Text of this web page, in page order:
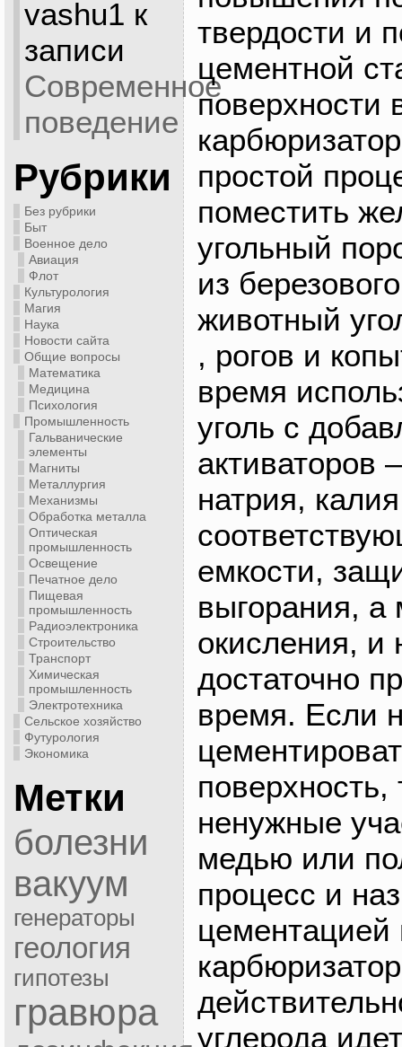
vashu1 к
записи
Современное
поведение
Рубрики
Без рубрики
Быт
Военное дело
Авиация
Флот
Культурология
Магия
Наука
Новости сайта
Общие вопросы
Математика
Медицина
Психология
Промышленность
Гальванические
элементы
Магниты
Металлургия
Механизмы
Обработка металла
Оптическая
промышленность
Освещение
Печатное дело
Пищевая
промышленность
Радиоэлектроника
Строительство
Транспорт
Химическая
промышленность
Электротехника
Сельское хозяйство
Футурология
Экономика
Метки
болезни
вакуум
генераторы
геология
гипотезы
гравюра
твердости и
цементной
поверхности
простой
поместить
угольный
из
животный
, рогов и
время
уголь с
активаторов
натрия,
емкости,
выгорания, а
окисления, и
достаточно
время. Если
поверхность,
ненужные
медью или
процесс и
цементацией
углерода